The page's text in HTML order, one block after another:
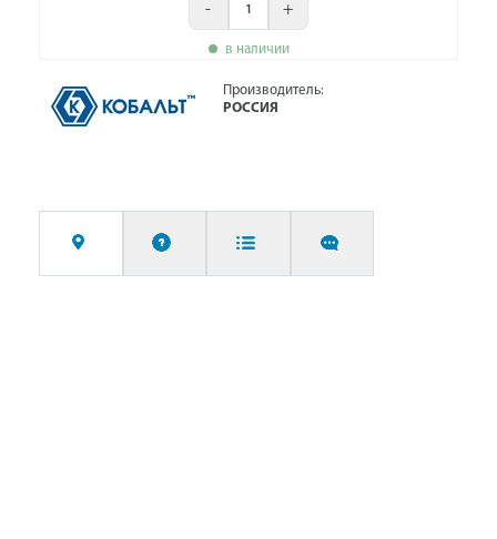
- +
в наличии
Производитель:
РОССИЯ